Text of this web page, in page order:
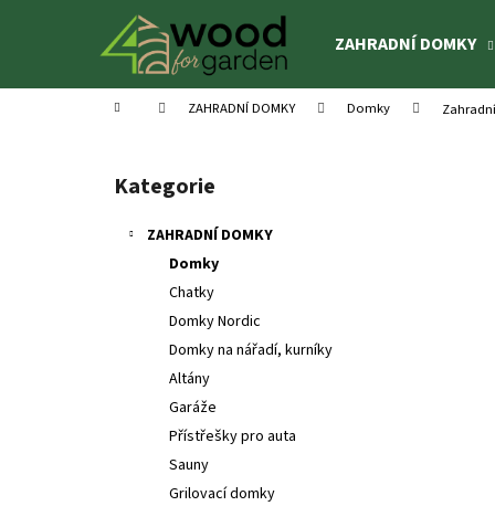
ZAHRADNÍ DOMKY
Domů ZAHRADNÍ DOMKY Domky
Přeskočit
kategorie
Kategorie
ZAHRADNÍ DOMKY
Domky
Chatky
Domky Nordic
Domky na nářadí, kurníky
Altány
Garáže
Přístřešky pro auta
Sauny
Grilovací domky
í
Zpět
do
Zpět
do
DĚTSKÉ HŘIŠTĚ BRENDA